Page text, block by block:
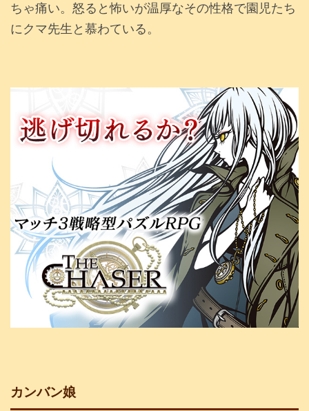
ちゃ痛い。怒ると怖いが温厚なその性格で園児たち
にクマ先生と慕わている。
カンバン娘